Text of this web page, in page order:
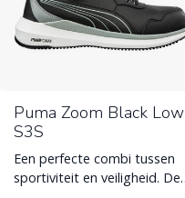
Puma Zoom Black Low
S3S
Een perfecte combi tussen
sportiviteit en veiligheid. De